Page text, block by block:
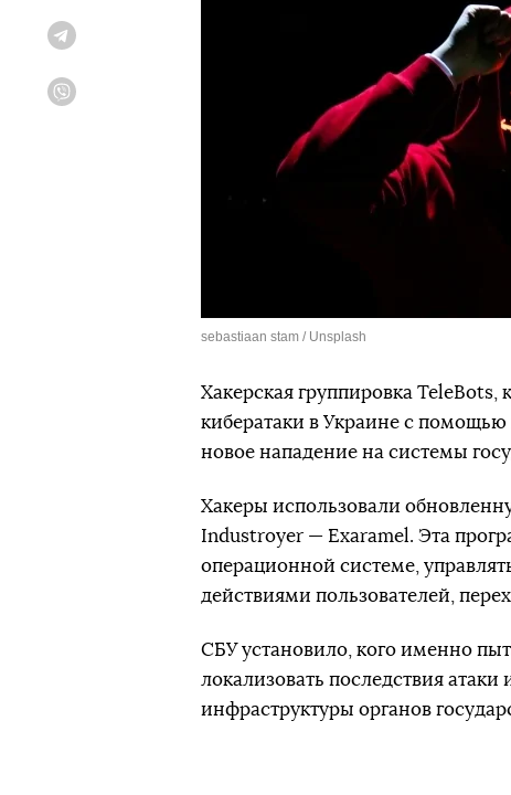
sebastiaan stam / Unsplash
Хакерская группировка TeleBots,
кибератаки в Украине с
новое нападение на системы
Хакеры использовали
Industroyer — Exaramel. Эта
операционной системе,
действиями пользователей,
СБУ установило, кого именно
локализовать последствия
инфраструктуры органов